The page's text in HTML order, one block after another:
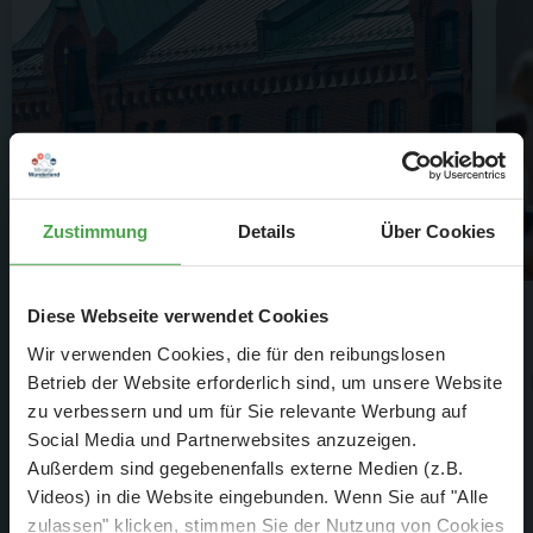
Zustimmung Details Über Cookies
Diese Webseite verwendet Cookies
Wir verwenden Cookies, die für den reibungslosen
Betrieb der Website erforderlich sind, um unsere Website
zu verbessern und um für Sie relevante Werbung auf
Social Media und Partnerwebsites anzuzeigen.
Außerdem sind gegebenenfalls externe Medien (z.B.
Videos) in die Website eingebunden. Wenn Sie auf "Alle
zulassen" klicken, stimmen Sie der Nutzung von Cookies
Die Geschichte
Lesen Sie hier, wie aus einer auf den
ersten Blick unmöglichen Idee ein
Welterfolg wurde.
Details